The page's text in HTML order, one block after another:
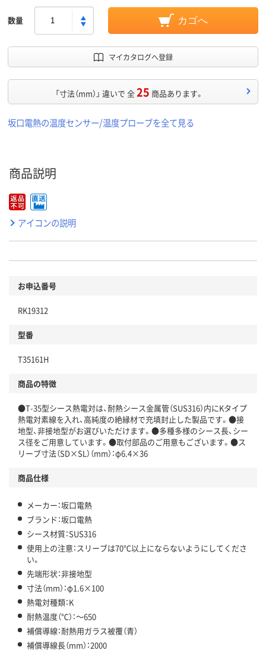
数量 カゴへ
マイカタログへ登録
「寸法（mm）」 違いで 全25 商品あります。
坂口電熱の温度センサー/温度プローブを全て見る
商品説明
アイコンの説明
お申込番号
RK19312
型番
T35161H
商品の特徴
●T-35型シース熱電対は、耐熱シース金属管（SUS316）内にKタイプ
熱電対素線を入れ、高純度の絶縁材で充填封止した製品です。●接
地型、非接地型がお選びいただけます。●多種多様のシース長、シー
ス径をご用意しています。●取付部品のご用意もございます。●ス
リーブ寸法（SD×SL）（mm）：φ6.4×36
商品仕様
メーカー：坂口電熱
ブランド：坂口電熱
シース材質：SUS316
使用上の注意：スリーブは70℃以上にならないようにしてくださ
い。
先端形状：非接地型
寸法（mm）：φ1.6×100
熱電対種類：K
耐熱温度（℃）：～650
補償導線：耐熱用ガラス被覆（青）
補償導線長（mm）：2000